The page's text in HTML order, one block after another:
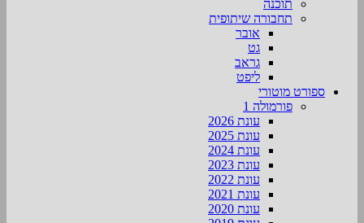
תוכנה
תחבורה שיתופית
אובר
גט
גראב
ליפט
ספורט מוטורי
פורמולה 1
עונת 2026
עונת 2025
עונת 2024
עונת 2023
עונת 2022
עונת 2021
עונת 2020